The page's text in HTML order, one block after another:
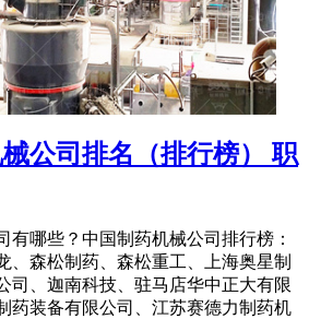
公司排名（排行榜） 职
有哪些？中国制药机械公司排行榜：
、森松制药、森松重工、上海奥星制
司、迦南科技、驻马店华中正大有限
药装备有限公司、江苏赛德力制药机